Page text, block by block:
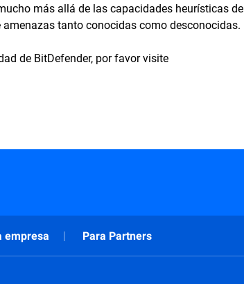
más allá de las capacidades heurísticas de
tanto conocidas como desconocidas.
de BitDefender, por favor visite
empresa Para Partners